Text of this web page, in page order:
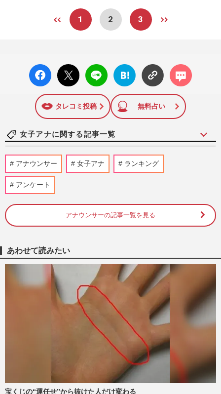
1 2 3
facebo
ok い
X ポス
ト
LINE
はてな
ブック
に追加
コメン
ト
タレコミ投稿 無料占い
女子アナに関する記事一覧
『有吉クイズ』出演の高橋真麻、“げっそ
り両腕”で心配された体重増減、高橋秀樹
《俳優業に「ガッカリした」女子アナラン
キング》田中みな実、森香澄らを抑え
週刊女性2026年7月21日号
《俳優業が「ハマった」女子アナランキン
グ》元フジテレビ・八木亜希子、高島彩ら
を抑えた圧倒的1位は「病…
週刊女性2026年7月21日号 2026/7/13
亀梨和也、YouTube動画で見せた愛犬チワ
ワへの叱り方が熱愛報道の田中みな実にそ
っくりすぎてファン苦笑《2…
2026/7/2
アナウンサー 女子アナ ランキング
アンケート
アナウンサーの記事一覧を見る
あわせて読みたい
宝くじの“運任せ”から抜けた人だけ変わる